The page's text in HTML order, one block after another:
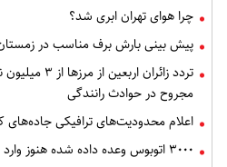
چرا هوای تهران ابری شد؟
پیش بینی بارش برف مناسب در
مجروح در حوادث رانندگی
اعلام محدودیت‌های ترافیکی جاده‌های
۳۰۰۰ اتوبوس وعده داده شده هنوز وارد طرح اربعین نشده است